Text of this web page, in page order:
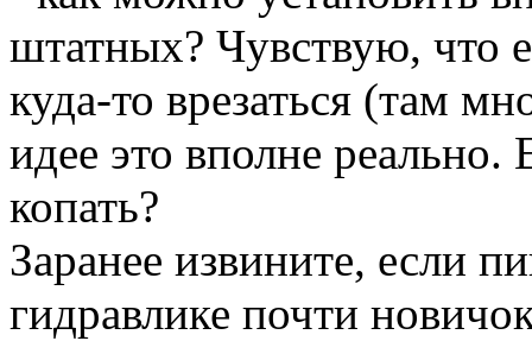
штатных? Чувствую, что
куда-то врезаться (там
идее это вполне реально.
копать?
Заранее извините, если
гидравлике почти